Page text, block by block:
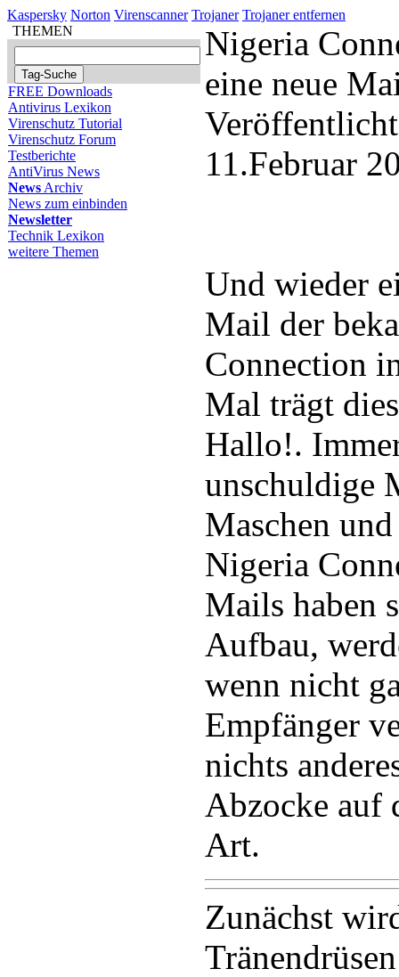
Kaspersky Norton Virenscanner Trojaner Trojaner entfernen
THEMEN
FREE Downloads
Antivirus Lexikon
Virenschutz Tutorial
Virenschutz Forum
Testberichte
AntiVirus News
News Archiv
News zum einbinden
Newsletter
Technik Lexikon
weitere Themen
Nigeria
eine neue
11.Februar
Und wieder
Mail der
Connection
Mal trägt
Hallo!.
unschuldige
Maschen
Nigeria
Mails haben
Aufbau,
wenn nicht
Empfänger
nichts
Abzocke auf
Art.
Zunächst